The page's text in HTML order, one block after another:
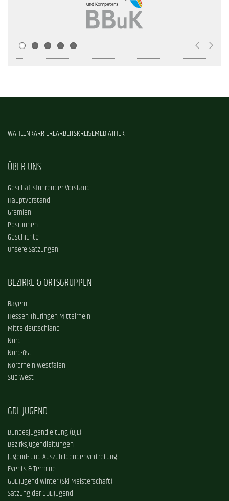
WAHLENKARRIEREARBEITSKREISEMEDIATHEK
ÜBER UNS
Geschäftsführender Vorstand
Hauptvorstand
Gremien
Positionen
Geschichte
Unsere Satzungen
BEZIRKE & ORTSGRUPPEN
Bayern
Hessen-Thüringen-Mittelrhein
Mitteldeutschland
Nord
Nord-Ost
Nordrhein-Westfalen
Süd-West
GDL-JUGEND
Bundesjugendleitung (BJL)
Bezirksjugendleitungen
Jugend- und Auszubildendenvertretung
Events & Termine
GDL-Jugend Winter (Ski-Meisterschaft)
Satzung der GDL-Jugend